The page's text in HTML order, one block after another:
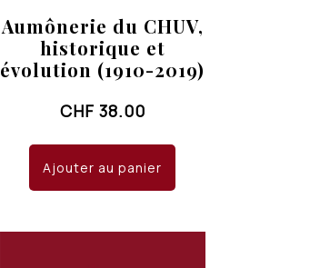
Aumônerie du CHUV,
historique et
évolution (1910-2019)
CHF 38.00
Ajouter au panier